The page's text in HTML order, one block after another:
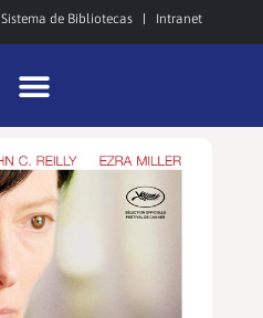
Sistema de Bibliotecas Intranet